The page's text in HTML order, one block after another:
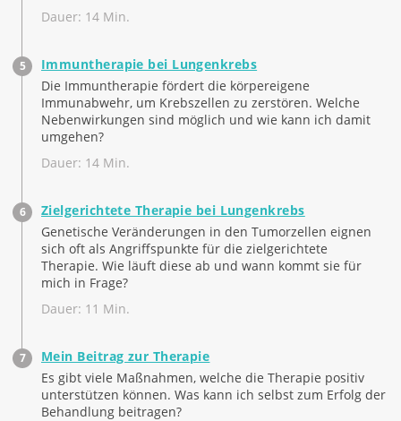
Dauer: 14 Min.
Immuntherapie bei Lungenkrebs
Die Immuntherapie fördert die körpereigene
Immunabwehr, um Krebszellen zu zerstören. Welche
Nebenwirkungen sind möglich und wie kann ich damit
umgehen?
Dauer: 14 Min.
Zielgerichtete Therapie bei Lungenkrebs
Genetische Veränderungen in den Tumorzellen eignen
sich oft als Angriffspunkte für die zielgerichtete
Therapie. Wie läuft diese ab und wann kommt sie für
mich in Frage?
Dauer: 11 Min.
Mein Beitrag zur Therapie
Es gibt viele Maßnahmen, welche die Therapie positiv
unterstützen können. Was kann ich selbst zum Erfolg der
Behandlung beitragen?